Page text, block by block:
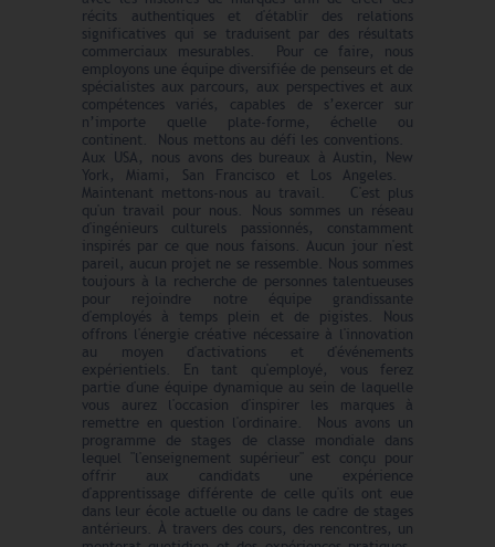
récits authentiques et d'établir des relations
significatives qui se traduisent par des résultats
commerciaux mesurables. Pour ce faire, nous
employons une équipe diversifiée de penseurs et de
spécialistes aux parcours, aux perspectives et aux
compétences variés, capables de s’exercer sur
n’importe quelle plate-forme, échelle ou
continent. Nous mettons au défi les conventions.
Aux USA, nous avons des bureaux à Austin, New
York, Miami, San Francisco et Los Angeles.
Maintenant mettons-nous au travail. C'est plus
qu'un travail pour nous. Nous sommes un réseau
d'ingénieurs culturels passionnés, constamment
inspirés par ce que nous faisons. Aucun jour n'est
pareil, aucun projet ne se ressemble. Nous sommes
toujours à la recherche de personnes talentueuses
pour rejoindre notre équipe grandissante
d'employés à temps plein et de pigistes. Nous
offrons l'énergie créative nécessaire à l'innovation
au moyen d'activations et d'événements
expérientiels. En tant qu'employé, vous ferez
partie d'une équipe dynamique au sein de laquelle
vous aurez l'occasion d'inspirer les marques à
remettre en question l'ordinaire. Nous avons un
programme de stages de classe mondiale dans
lequel "l'enseignement supérieur" est conçu pour
offrir aux candidats une expérience
d'apprentissage différente de celle qu'ils ont eue
dans leur école actuelle ou dans le cadre de stages
antérieurs. À travers des cours, des rencontres, un